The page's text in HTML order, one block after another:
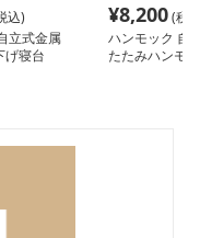
込)
立式金属
げ寝台
¥8,200(税
ハンモック 自
たたみハンモ